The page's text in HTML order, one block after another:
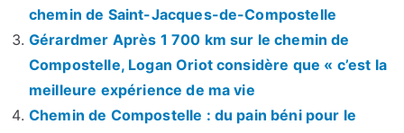
chemin de Saint-Jacques-de-Compostelle
Gérardmer Après 1 700 km sur le chemin de
Compostelle, Logan Oriot considère que « c’est la
meilleure expérience de ma vie
Chemin de Compostelle : du pain béni pour le